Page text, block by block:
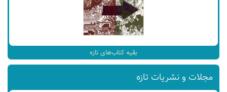
بقیه کتاب‌های تازه
مجلات و نشریات تازه